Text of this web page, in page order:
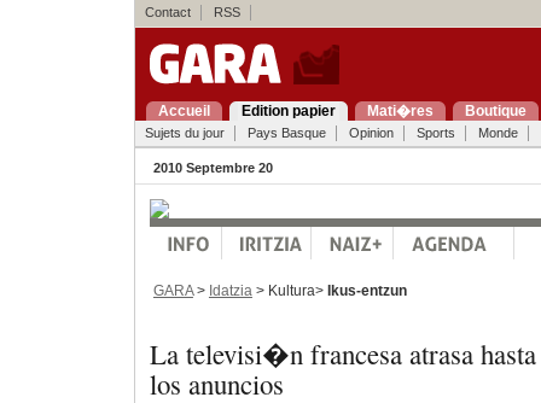
Contact RSS
Accueil Edition papier Mati�res Boutique
Sujets du jour Pays Basque Opinion Sports Monde
2010 Septembre 20
GARA> Idatzia > Kultura> Ikus-entzun
La televisi�n francesa atrasa
los anuncios